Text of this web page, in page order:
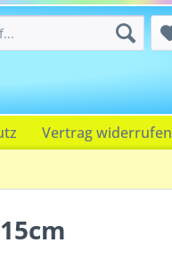
Vertrag widerrufen